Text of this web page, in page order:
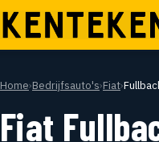
Home›Bedrijfsauto's›Fiat›
Fiat